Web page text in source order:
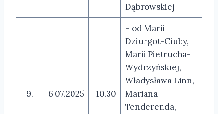
Dąbrowskiej
9. 6.07.2025 10.30
– od Marii
Dziurgot-Ciuby,
Marii Pietrucha-
Wydrzyńskiej,
Władysława Linn,
Mariana
Tenderenda,